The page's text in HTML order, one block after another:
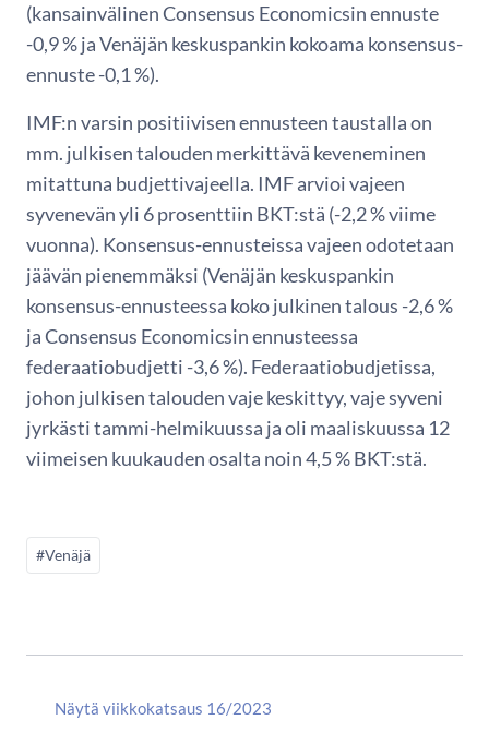
(kansainvälinen Consensus Economicsin ennuste
-0,9 % ja Venäjän keskuspankin kokoama konsensus-
ennuste -0,1 %).
IMF:n varsin positiivisen ennusteen taustalla on
mm. julkisen talouden merkittävä keveneminen
mitattuna budjettivajeella. IMF arvioi vajeen
syvenevän yli 6 prosenttiin BKT:stä (-2,2 % viime
vuonna). Konsensus-ennusteissa vajeen odotetaan
jäävän pienemmäksi (Venäjän keskuspankin
konsensus-ennusteessa koko julkinen talous -2,6 %
ja Consensus Economicsin ennusteessa
federaatiobudjetti -3,6 %). Federaatiobudjetissa,
johon julkisen talouden vaje keskittyy, vaje syveni
jyrkästi tammi-helmikuussa ja oli maaliskuussa 12
viimeisen kuukauden osalta noin 4,5 % BKT:stä.
#Venäjä
Näytä viikkokatsaus 16/2023